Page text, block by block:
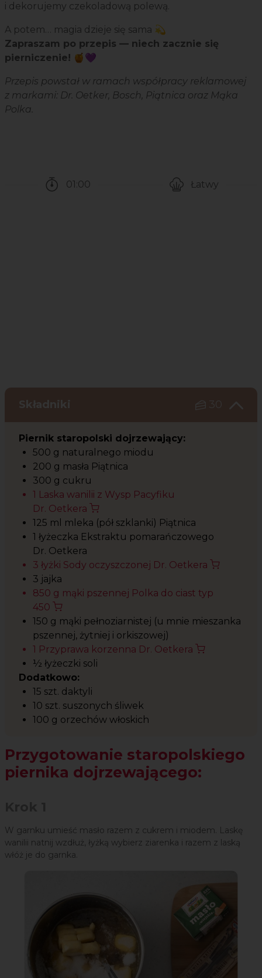
i dekorujemy czekoladową polewą.
A potem… magia dzieje się sama 💫
Zapraszam po przepis — niech zacznie się
pierniczenie! 🍯💜
Przepis powstał w ramach współpracy reklamowej
z markami: Dr. Oetker, Bosch, Piątnica oraz Mąka
Polka.
01:00
Łatwy
Składniki 30
Piernik staropolski dojrzewający:
500 g naturalnego miodu
200 g masła Piątnica
300 g cukru
1 Laska wanilii z Wysp Pacyfiku
Dr. Oetkera
125 ml mleka (pół szklanki) Piątnica
1 łyżeczka Ekstraktu pomarańczowego
Dr. Oetkera
3 łyżki Sody oczyszczonej Dr. Oetkera
3 jajka
850 g mąki pszennej Polka do ciast typ
450
150 g mąki pełnoziarnistej (u mnie mieszanka
pszennej, żytniej i orkiszowej)
1 Przyprawa korzenna Dr. Oetkera
½ łyżeczki soli
Dodatkowo:
15 szt. daktyli
10 szt. suszonych śliwek
100 g orzechów włoskich
Przygotowanie staropolskiego
piernika dojrzewającego:
W garnku umieść masło razem z cukrem i miodem. Laskę
wanilii natnij wzdłuż, łyżką wybierz ziarenka i razem z laską
włóż je do garnka.